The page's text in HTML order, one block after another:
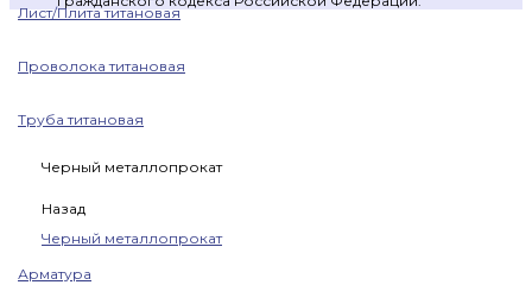
Лист/Плита титановая
Проволока титановая
Труба титановая
Черный металлопрокат
Назад
Черный металлопрокат
Арматура